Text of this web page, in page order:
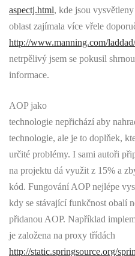
aspectj.html, kde jsou
oblast zajímala více vřele
http://www.manning.com/laddad/
netrpělivý jsem se pokusil
informace.
AOP jako
technologie nepřichází aby
technologie, ale je to doplňek,
určité problémy. I sami autoři
na projektu dá využit z 15% a
kód. Fungování AOP nejlépe
kdy se stávající funkčnost obalí
přidanou AOP. Například
je založena na proxy třídách
http://static.springsource.org/